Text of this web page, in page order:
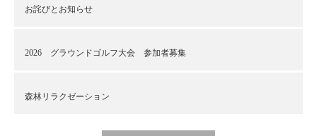
お詫びとお知らせ
2026 グラウンドゴルフ大会 参加者募集
森林リラクゼーション